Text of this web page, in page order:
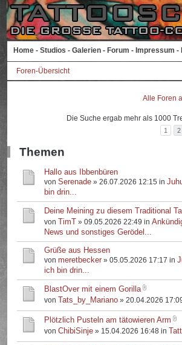
Home - Studios - Galerien - Forum - Impressum -
Foren-Übersicht
Alle Foren
Die Suche ergab mehr als 1000
1 2
Themen
Hallo aus Ibbenbüren
vonSerenade » 26.07.2026 12:15 in
bin drin...
Deine Meining zu diesem Traditional
von TimT » 09.05.2026 22:49 in
News und sonstiges Gerödel...
Grüße aus Hessen
vonmeretbecker » 05.05.2026 17:17 in
ich bin drin...
BlastOver mit einem Gorilla
von Tats_by_Mariano » 20.04.2026
Plötzlich Pusteln am tätowieren Arm
vonChibiSinje » 15.04.2026 16:48 in